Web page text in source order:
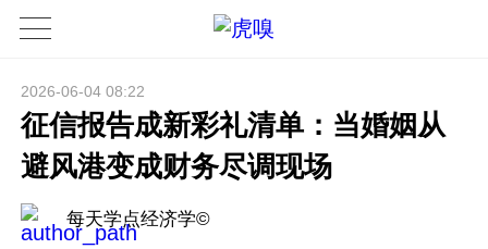
2026-06-04 08:22
征信报告成新彩礼清单：当婚姻从
避风港变成财务尽调现场
每天学点经济学©